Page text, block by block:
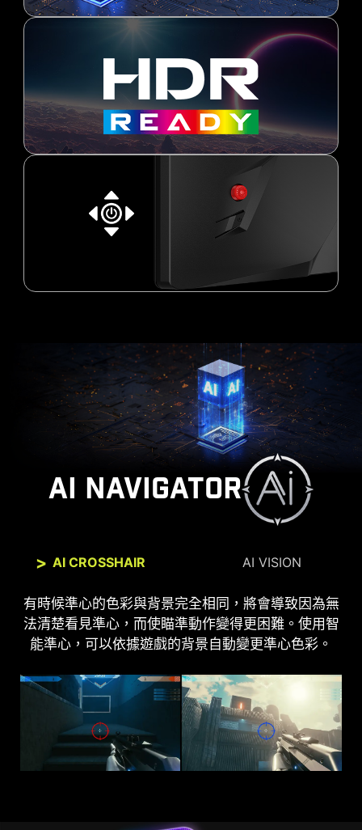
AI NAVIGATOR
AI CROSSHAIR AI VISION
有時候準心的色彩與背景完全相同，將會導致因為無
法清楚看見準心，而使瞄準動作變得更困難。使用智
能準心，可以依據遊戲的背景自動變更準心色彩。
全新的AI Vision技術不僅可以調整黑暗區域的細節，
還 可以增強整體亮度和色彩飽和度。